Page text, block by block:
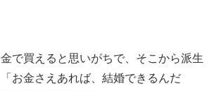
で買えると思いがちで、そこから派生
お金さえあれば、結婚できるんだ